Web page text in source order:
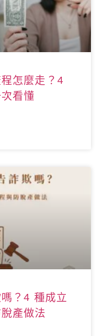
怎麼走？4
看懂
？4 種成立
產做法